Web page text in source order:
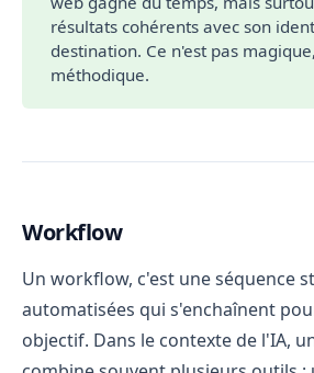
résultats cohérents avec son
destination. Ce n'est pas
méthodique.
Workflow
Un workflow, c'est une séquence
automatisées qui s'enchaînent
objectif. Dans le contexte de l'IA,